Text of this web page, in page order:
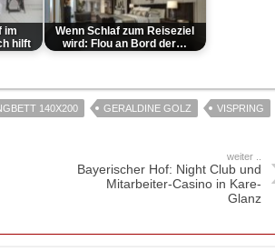
im
hilft
Wenn Schlaf zum Reiseziel
wird: Flou an Bord der…
140X200 GERALDINE GOLZ VISPRING
weiter ..
Bayerischer Hof: Night Club und
Mitarbeiter-Casino in Kare-
Glanz